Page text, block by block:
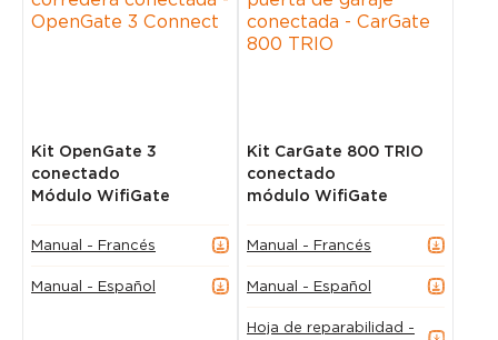
Kit OpenGate 3
conectado
Módulo WifiGate
Manual - Francés
Manual - Español
Kit CarGate 800 TRIO
conectado
módulo WifiGate
Manual - Francés
Manual - Español
Hoja de reparabilidad -